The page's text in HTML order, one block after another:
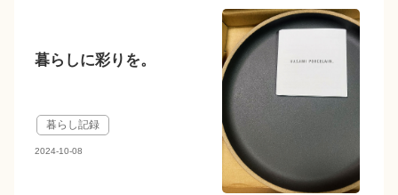
暮らしに彩りを。
暮らし記録
2024-10-08